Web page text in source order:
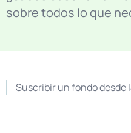
sobre todos lo que
Suscribir un fondo desde